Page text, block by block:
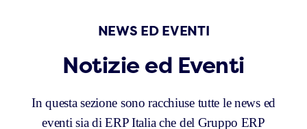
NEWS ED EVENTI
Notizie ed Eventi
In questa sezione sono racchiuse tutte le news ed
eventi sia di ERP Italia che del Gruppo ERP